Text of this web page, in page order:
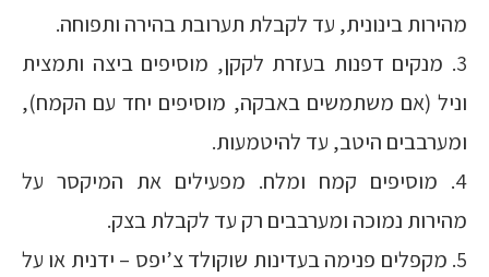
מהירות בינונית, עד לקבלת תערובת בהירה ותפוחה.
3. מנקים דפנות בעזרת לקקן, מוסיפים ביצה ותמצית
וניל (אם משתמשים באבקה, מוסיפים יחד עם הקמח),
ומערבבים היטב, עד להיטמעות.
4. מוסיפים קמח ומלח. מפעילים את המיקסר על
מהירות נמוכה ומערבבים רק עד לקבלת בצק.
5. מקפלים פנימה בעדינות שוקולד צ’יפס – ידנית או על